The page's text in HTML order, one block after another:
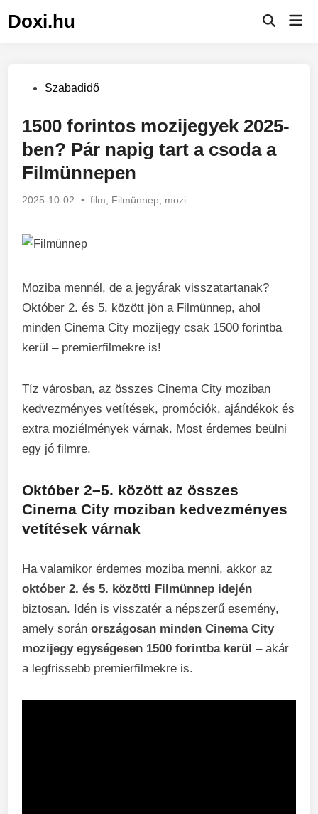
Doxi.hu
PostedSzabadidő
1500 forintos mozijegyek 2025-
ben? Pár napig tart a csoda a
Filmünnepen
2025-10-02 • film Filmünnep mozi
Moziba mennél, de a jegyárak visszatartanak?
Október 2. és 5. között jön a Filmünnep, ahol
minden Cinema City mozijegy csak 1500 forintba
kerül – premierfilmekre is!
Tíz városban, az összes Cinema City moziban
kedvezményes vetítések, promóciók, ajándékok és
extra moziélmények várnak. Most érdemes beülni
egy jó filmre.
Október 2–5. között az összes
Cinema City moziban kedvezményes
vetítések várnak
Ha valamikor érdemes moziba menni, akkor az
október 2. és 5. közötti Filmünnep idején
biztosan. Idén is visszatér a népszerű esemény,
amely soránországosan minden Cinema City
mozijegy egységesen 1500 forintba kerül – akár
a legfrissebb premierfilmekre is.